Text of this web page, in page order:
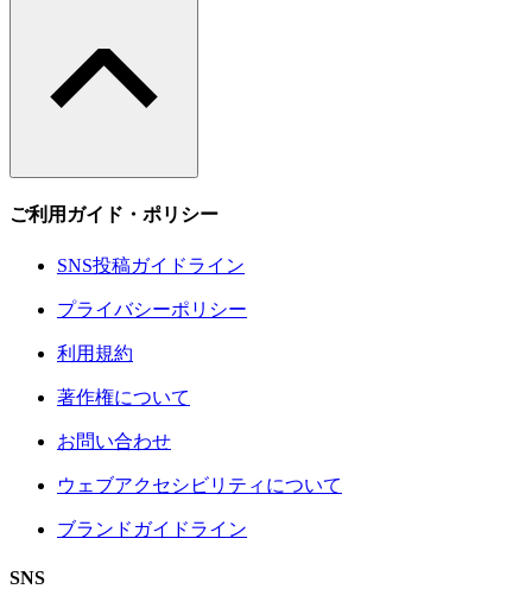
ご利用ガイド・ポリシー
SNS投稿ガイドライン
プライバシーポリシー
利用規約
著作権について
お問い合わせ
ウェブアクセシビリティについて
ブランドガイドライン
SNS